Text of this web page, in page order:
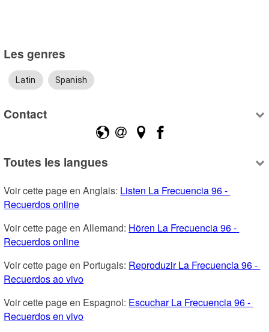
Les genres
Latin Spanish
Contact
Toutes les langues
Voir cette page en Anglais: Listen La Frecuencia 96 -
Recuerdos online
Voir cette page en Allemand: Hören La Frecuencia 96 -
Recuerdos online
Voir cette page en Portugais: Reproduzir La Frecuencia 96 -
Recuerdos ao vivo
Voir cette page en Espagnol: Escuchar La Frecuencia 96 -
Recuerdos en vivo